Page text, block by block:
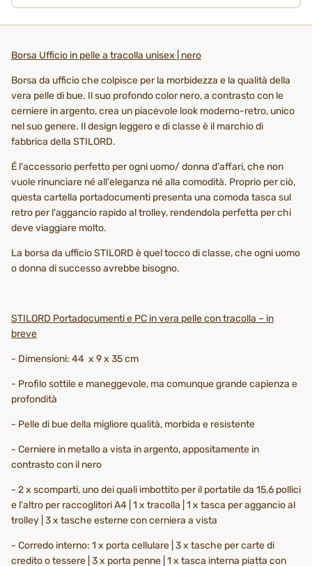
Borsa Ufficio in pelle a tracolla unisex | nero
Borsa da ufficio che colpisce per la morbidezza e la qualità della
vera pelle di bue. Il suo profondo color nero, a contrasto con le
cerniere in argento, crea un piacevole look moderno-retro, unico
nel suo genere. Il design leggero e di classe è il marchio di
fabbrica della STILORD.
É l'accessorio perfetto per ogni uomo/ donna d'affari, che non
vuole rinunciare né all'eleganza né alla comodità. Proprio per ciò,
questa cartella portadocumenti presenta una comoda tasca sul
retro per l'aggancio rapido al trolley, rendendola perfetta per chi
deve viaggiare molto.
La borsa da ufficio STILORD è quel tocco di classe, che ogni uomo
o donna di successo avrebbe bisogno.
STILORD Portadocumenti e PC in vera pelle con tracolla – in
breve
- Dimensioni: 44 x 9 x 35 cm
- Profilo sottile e maneggevole, ma comunque grande capienza e
profondità
- Pelle di bue della migliore qualità, morbida e resistente
- Cerniere in metallo a vista in argento, appositamente in
contrasto con il nero
- 2 x scomparti, uno dei quali imbottito per il portatile da 15,6 pollici
e l'altro per raccoglitori A4 | 1 x tracolla | 1 x tasca per aggancio al
trolley | 3 x tasche esterne con cerniera a vista
- Corredo interno: 1 x porta cellulare | 3 x tasche per carte di
credito o tessere | 3 x porta penne | 1 x tasca interna piatta con